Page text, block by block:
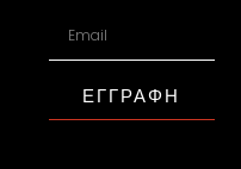
ΕΓΓΡΑΦΗ